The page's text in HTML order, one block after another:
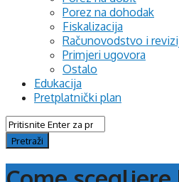
Porez na dohodak
Fiskalizacija
Računovodstvo i
Primjeri ugovora
Ostalo
Edukacija
Pretplatnički plan